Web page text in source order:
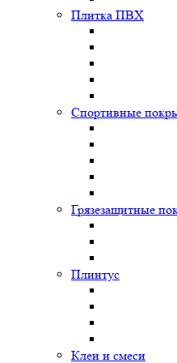
Плитка ПВХ
Спортивные
Грязезащитные
Плинтус
Клеи и смеси